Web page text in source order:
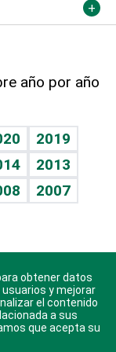
año por año
2019
2013
2007
iOS y
obtener datos
y mejorar
el contenido
a sus
que acepta su